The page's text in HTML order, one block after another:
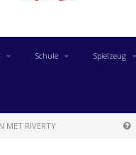
Schule Spielzeug
MET RIVERTY